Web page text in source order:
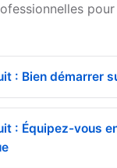
: Bien démarrer
: Équipez-vous